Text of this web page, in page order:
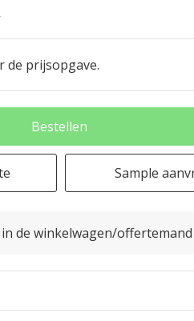
de prijsopgave.
Bestellen
Sample
de winkelwagen/